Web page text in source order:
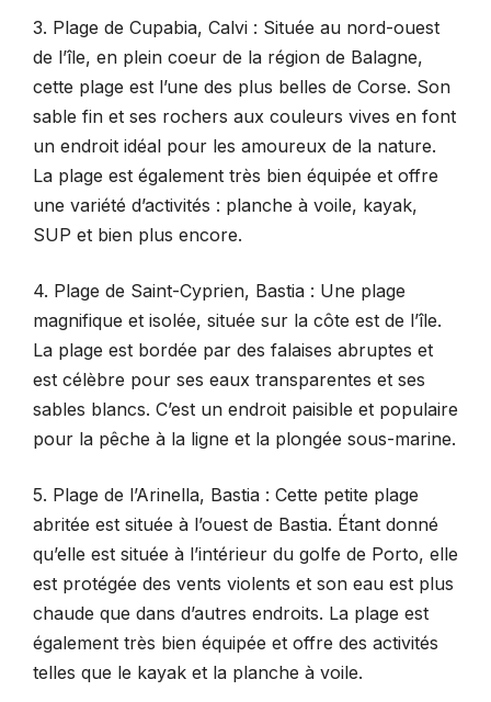
3. Plage de Cupabia, Calvi : Située au nord-ouest
de l’île, en plein coeur de la région de Balagne,
cette plage est l’une des plus belles de Corse. Son
sable fin et ses rochers aux couleurs vives en font
un endroit idéal pour les amoureux de la nature.
La plage est également très bien équipée et offre
une variété d’activités : planche à voile, kayak,
SUP et bien plus encore.
4. Plage de Saint-Cyprien, Bastia : Une plage
magnifique et isolée, située sur la côte est de l’île.
La plage est bordée par des falaises abruptes et
est célèbre pour ses eaux transparentes et ses
sables blancs. C’est un endroit paisible et populaire
pour la pêche à la ligne et la plongée sous-marine.
5. Plage de l’Arinella, Bastia : Cette petite plage
abritée est située à l’ouest de Bastia. Étant donné
qu’elle est située à l’intérieur du golfe de Porto, elle
est protégée des vents violents et son eau est plus
chaude que dans d’autres endroits. La plage est
également très bien équipée et offre des activités
telles que le kayak et la planche à voile.